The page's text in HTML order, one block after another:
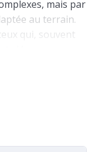
mais par
au terrain.
qui, souvent
moyens